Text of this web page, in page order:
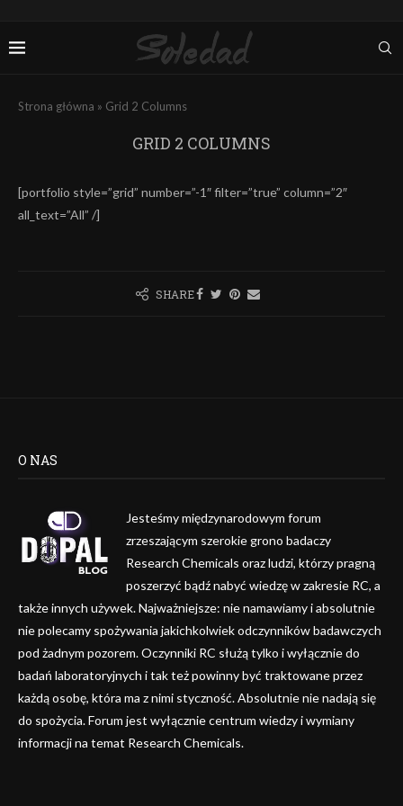
Strona główna » Grid 2 Columns
GRID 2 COLUMNS
[portfolio style=”grid” number=”-1″ filter=”true” column=”2″
all_text=”All” /]
SHARE
O NAS
Jesteśmy międzynarodowym forum
zrzeszającym szerokie grono badaczy
Research Chemicals oraz ludzi, którzy pragną
poszerzyć bądź nabyć wiedzę w zakresie RC, a
także innych używek. Najważniejsze: nie namawiamy i absolutnie
nie polecamy spożywania jakichkolwiek odczynników badawczych
pod żadnym pozorem. Oczynniki RC służą tylko i wyłącznie do
badań laboratoryjnych i tak też powinny być traktowane przez
każdą osobę, która ma z nimi styczność. Absolutnie nie nadają się
do spożycia. Forum jest wyłącznie centrum wiedzy i wymiany
informacji na temat Research Chemicals.